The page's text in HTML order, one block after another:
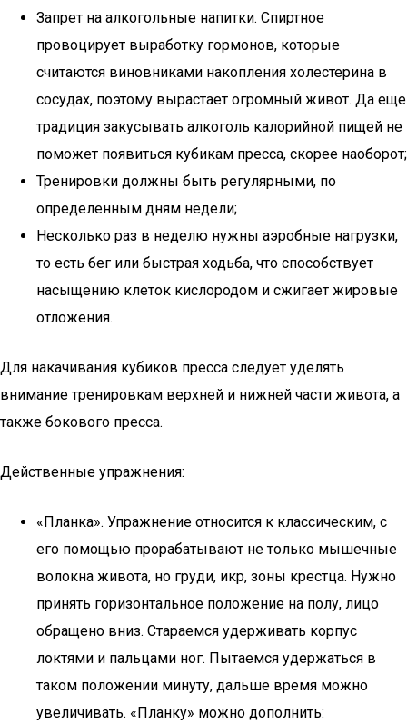
Запрет на алкогольные напитки. Спиртное
провоцирует выработку гормонов, которые
считаются виновниками накопления холестерина в
сосудах, поэтому вырастает огромный живот. Да еще
традиция закусывать алкоголь калорийной пищей не
поможет появиться кубикам пресса, скорее наоборот;
Тренировки должны быть регулярными, по
определенным дням недели;
Несколько раз в неделю нужны аэробные нагрузки,
то есть бег или быстрая ходьба, что способствует
насыщению клеток кислородом и сжигает жировые
отложения.
Для накачивания кубиков пресса следует уделять
внимание тренировкам верхней и нижней части живота, а
также бокового пресса.
Действенные упражнения:
«Планка». Упражнение относится к классическим, с
его помощью прорабатывают не только мышечные
волокна живота, но груди, икр, зоны крестца. Нужно
принять горизонтальное положение на полу, лицо
обращено вниз. Стараемся удерживать корпус
локтями и пальцами ног. Пытаемся удержаться в
таком положении минуту, дальше время можно
увеличивать. «Планку» можно дополнить: